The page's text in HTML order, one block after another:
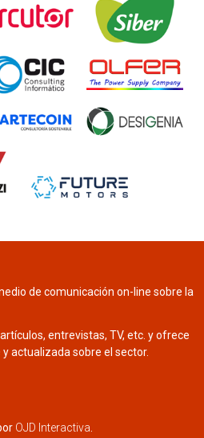
de comunicación on-line sobre la
entrevistas, TV, etc. y ofrece
actualizada sobre el sector.
OJD Interactiva